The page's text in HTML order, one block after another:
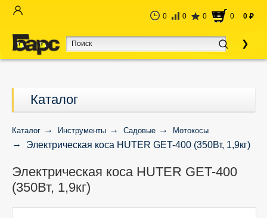
0 0 0 0 0 руб
Каталог
Каталог Инструменты Садовые Мотокосы
Электрическая коса HUTER GET-400 (350Вт, 1,9кг)
Электрическая коса HUTER GET-400
(350Вт, 1,9кг)